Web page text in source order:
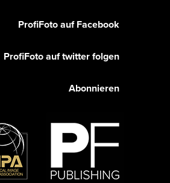
ProfiFoto auf Facebook
ProfiFoto auf twitter folgen
Abonnieren